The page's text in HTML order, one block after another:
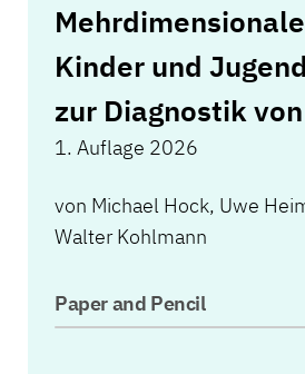
Kinder und
zur Diagnostik
1. Auflage 2026
von Michael Hock, Uwe
Walter Kohlmann
Paper and Pencil